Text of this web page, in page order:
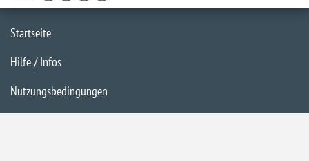
Startseite
Hilfe / Infos
Nutzungsbedingungen